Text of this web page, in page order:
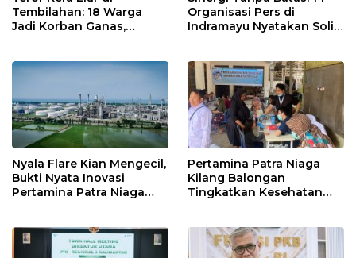
Tembilahan: 18 Warga
Jadi Korban Ganas,
Organisasi Pers di
Indramayu Nyatakan Solid
Nyala Flare Kian Mengecil,
Bukti Nyata Inovasi
Pertamina Patra Niaga
Pertamina Patra Niaga
Kilang Balongan
Tingkatkan Kesehatan
Rutin dan Edukasi
Perawatan Gigi